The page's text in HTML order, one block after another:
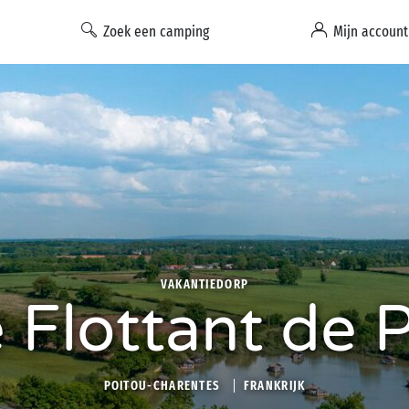
Zoek een camping Mijn account
VAKANTIEDORP
Flottant de
POITOU-CHARENTES FRANKRIJK